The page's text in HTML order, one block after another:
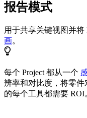
报告模式
用于共享关键视图并将
画。
每个 Project 都从一个
辨率和对比度，将零件
的每个工具都需要 ROI